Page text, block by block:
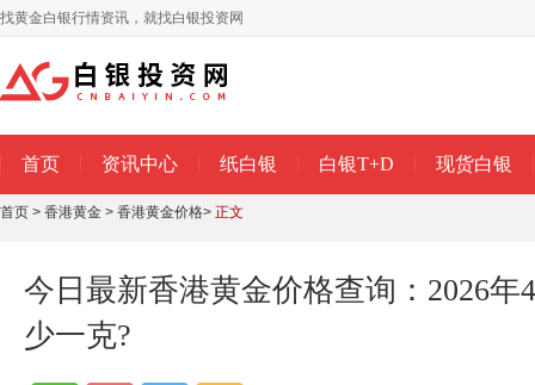
找黄金白银行情资讯，就找白银投资网
首页 资讯中心 纸白银 白银T+D 现货白银
首页 > 香港黄金 > 香港黄金价格> 正文
今日最新香港黄金价格查询：2026年
少一克?